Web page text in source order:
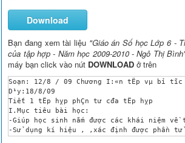
Download
Bạn đang xem tài liệu "Giáo án Số học Lớp 6 -
của tập hợp - Năm học 2009-2010 - Ngô Thị
máy bạn click vào nút DOWNLOAD ở trên
Soạn: 12/8 / 09	Chương I:«n tËp vµ bỉ tĩc vỊ sè tù nhiªn
D¹y:18/8/09
Tiết 1 tËp hỵp phÇn tư cđa tËp hỵp
I.Mục tiêu bài học:
-Giúp học sinh nắm được các khái niệm
-Sử dụng kí hiệu , ,xác định được phần tử
-RÌn luyƯn cho häc sinh t­ duy linh ho¹t